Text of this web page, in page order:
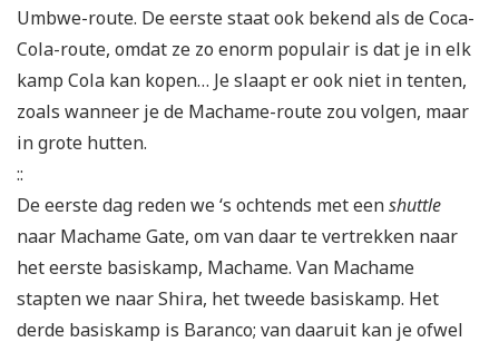
Umbwe-route. De eerste staat ook bekend als de Coca-
Cola-route, omdat ze zo enorm populair is dat je in elk
kamp Cola kan kopen… Je slaapt er ook niet in tenten,
zoals wanneer je de Machame-route zou volgen, maar
in grote hutten.
::
De eerste dag reden we ‘s ochtends met eenshuttle
naar Machame Gate, om van daar te vertrekken naar
het eerste basiskamp, Machame. Van Machame
stapten we naar Shira, het tweede basiskamp. Het
derde basiskamp is Baranco; van daaruit kan je ofwel